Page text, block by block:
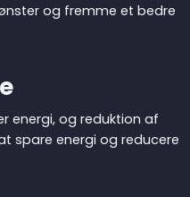
og fremme et bedre
energi, og reduktion af
spare energi og reducere